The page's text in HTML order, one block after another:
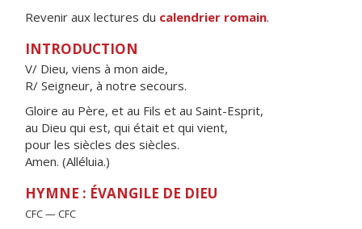
Revenir aux lectures du calendrier romain.
INTRODUCTION
V/ Dieu, viens à mon aide,
R/ Seigneur, à notre secours.
Gloire au Père, et au Fils et au Saint-Esprit,
au Dieu qui est, qui était et qui vient,
pour les siècles des siècles.
Amen. (Alléluia.)
HYMNE : ÉVANGILE DE DIEU
CFC — CFC